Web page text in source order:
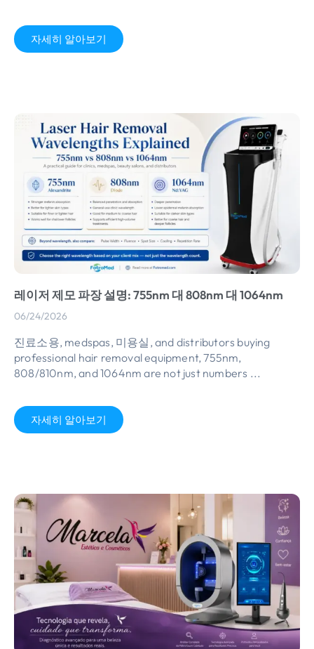
자세히 알아보기
레이저 제모 파장 설명: 755nm 대 808nm 대 1064nm
06/24/2026
진료소용, medspas, 미용실, and distributors buying
professional hair removal equipment, 755nm,
808/810nm,and 1064nm are not just numbers ...
자세히 알아보기